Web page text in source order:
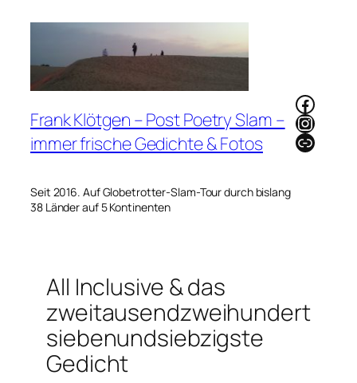
Frank Klötgen – Post Poetry Slam –
immer frische Gedichte & Fotos
Seit 2016. Auf Globetrotter-Slam-Tour durch bislang
38 Länder auf 5 Kontinenten
Link
All Inclusive & das
zweitausendzweihundert
siebenundsiebzigste
Gedicht